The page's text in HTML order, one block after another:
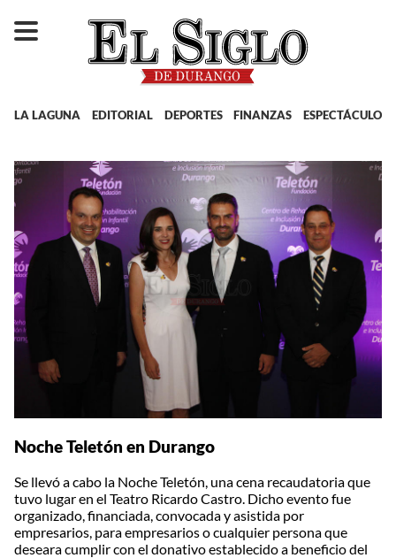
LA LAGUNA EDITORIAL DEPORTES FINANZAS ESPECTÁCULOS
Noche Teletón en Durango
Se llevó a cabo la Noche Teletón, una cena recaudatoria que
tuvo lugar en el Teatro Ricardo Castro. Dicho evento fue
organizado, financiada, convocada y asistida por
empresarios, para empresarios o cualquier persona que
deseara cumplir con el donativo establecido a beneficio del